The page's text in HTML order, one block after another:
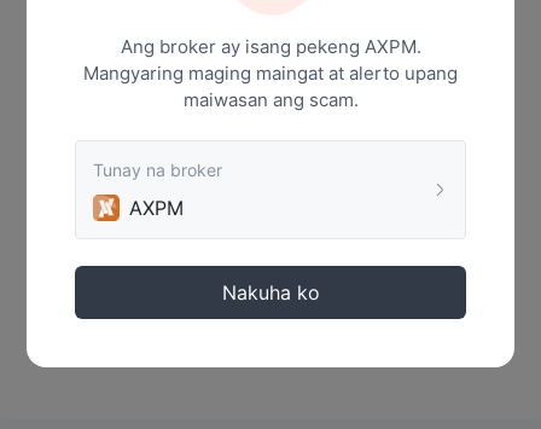
Ang broker ay isang pekeng AXPM.
Mangyaring maging maingat at alerto upang
maiwasan ang scam.
Tunay na broker
AXPM
Nakuha ko